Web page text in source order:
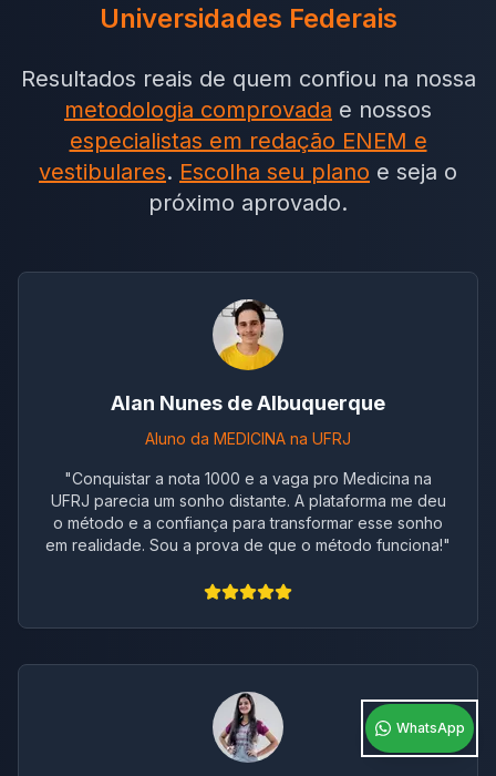
Universidades Federais
Resultados reais de quem confiou na nossa
metodologia comprovada e nossos
especialistas em redação ENEM e
vestibulares. Escolha seu plano e seja o
próximo aprovado.
Alan Nunes de Albuquerque
Aluno da MEDICINA na UFRJ
"Conquistar a nota 1000 e a vaga pro Medicina na
UFRJ parecia um sonho distante. A plataforma me deu
o método e a confiança para transformar esse sonho
em realidade. Sou a prova de que o método funciona!"
WhatsApp